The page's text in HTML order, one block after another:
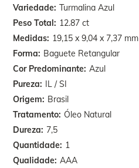
Variedade Turmalina Azul
Peso Total 12.87 ct
Medidas 19,15 x 9,04 x 7,37 mm
Forma Baguete Retangular
Cor Predominante Azul
Pureza IL / SI
Origem Brasil
Tratamento Óleo Natural
Dureza 7,5
Quantidade 1
Qualidade AAA